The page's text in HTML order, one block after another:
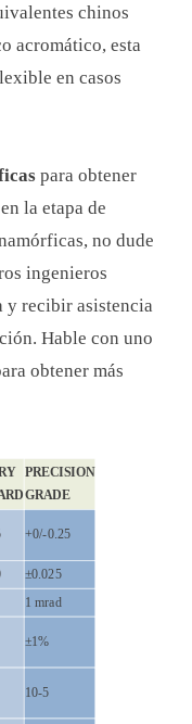
chinos
acromático, esta
en casos
para obtener
la etapa de
no dude
ingenieros
y recibir asistencia
Hable con uno
obtener más
PRECISION
GRADE
+0/-0.25
±0.025
1 mrad
±1%
10-5